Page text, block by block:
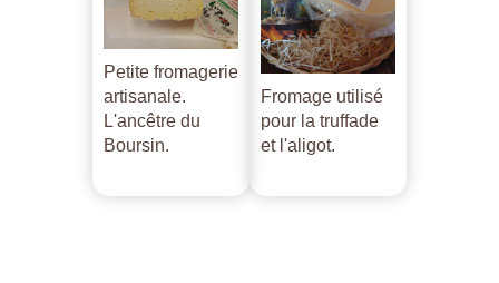
Petite fromagerie
artisanale.
L'ancêtre du
Boursin.
Fromage utilisé
pour la truffade
et l'aligot.